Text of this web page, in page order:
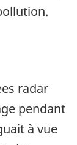
radar
pendant
à vue